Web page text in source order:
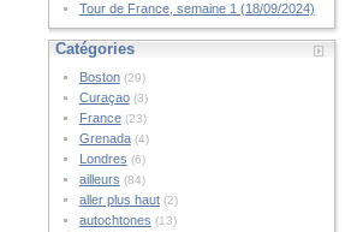
Tour de France, semaine 1 (18/09/2024)
Catégories
Boston(29)
Curaçao(3)
France(23)
Grenada(4)
Londres (6)
ailleurs (84)
aller plus haut(2)
autochtones (13)